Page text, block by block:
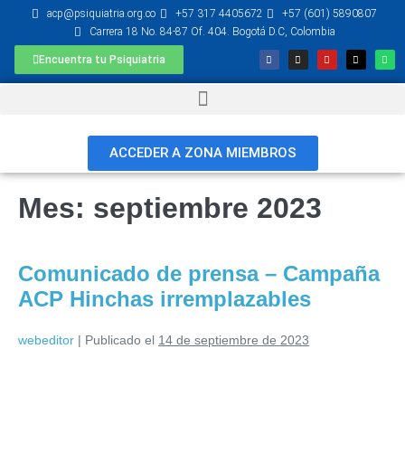
acp@psiquiatria.org.co +57 317 4405672
+57 (601) 5890807
Carrera 18 No. 84-87 Of. 404. Bogotá D.C, Colombia
Encuentra tu Psiquiatria
ACCEDER A ZONA MIEMBROS
Mes: septiembre 2023
Comunicado de prensa – Campaña
ACP Hinchas irremplazables
webeditor | Publicado el 14 de septiembre de 2023